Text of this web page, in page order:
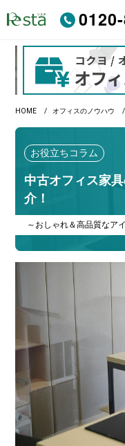
HOME オフィスのノウハウ
中古オフィス家
介！
お役立ちコラム
～おしゃれ＆高品質なア